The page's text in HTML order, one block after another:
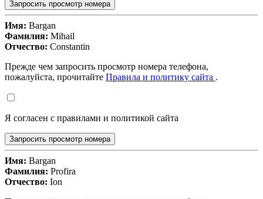
Запросить просмотр номера
Имя: Bargan
Фамилия: Mihail
Отчество: Constantin
Прежде чем запросить просмотр номера телефона,
пожалуйста, прочитайте Правила и политику сайта .
Я согласен с правилами и политикой сайта
Запросить просмотр номера
Имя: Bargan
Фамилия: Profira
Отчество: Ion